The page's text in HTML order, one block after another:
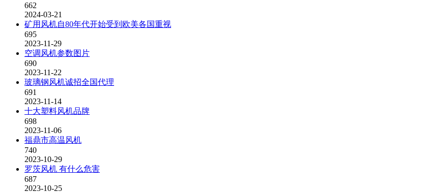
662
2024-03-21
矿用风机自80年代开始受到欧美各国重视
695
2023-11-29
空调风机参数图片
690
2023-11-22
玻璃钢风机诚招全国代理
691
2023-11-14
十大塑料风机品牌
698
2023-11-06
福鼎市高温风机
740
2023-10-29
罗茨风机 有什么危害
687
2023-10-25